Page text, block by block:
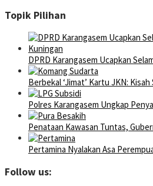
Topik Pilihan
DPRD Karangasem Ucapkan
Berbekal ‘Jimat’ Kartu JKN:
Polres Karangasem Ungkap
Penataan Kawasan Tuntas,
Pertamina Nyalakan Asa
Follow us: